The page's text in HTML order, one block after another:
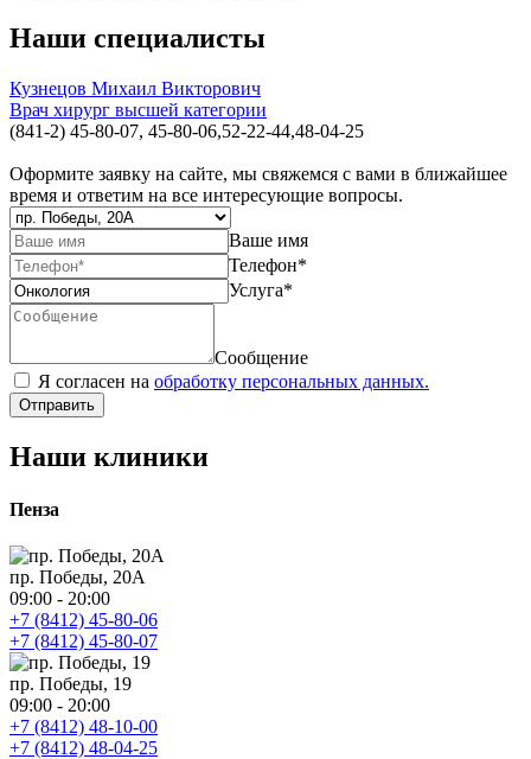
Наши специалисты
Кузнецов Михаил Викторович
Врач хирург высшей категории
(841-2) 45-80-07, 45-80-06,52-22-44,48-04-25
Оформите заявку на сайте, мы свяжемся с вами в ближайшее
время и ответим на все интересующие вопросы.
Ваше имя
Телефон*
Услуга*
Сообщение
Я согласен на обработку персональных данных.
Отправить
Наши клиники
Пенза
пр. Победы, 20А
09:00 - 20:00
+7 (8412) 45-80-06
+7 (8412) 45-80-07
пр. Победы, 19
09:00 - 20:00
+7 (8412) 48-10-00
+7 (8412) 48-04-25